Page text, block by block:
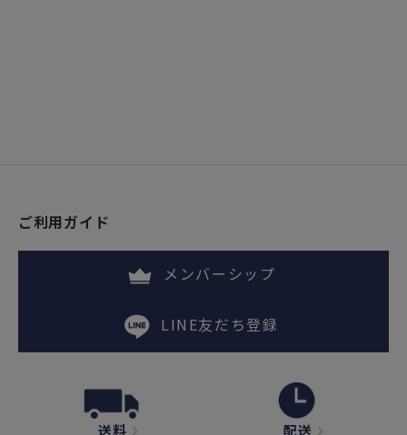
ご利用ガイド
メンバーシップ
LINE友だち登録
送料 配送